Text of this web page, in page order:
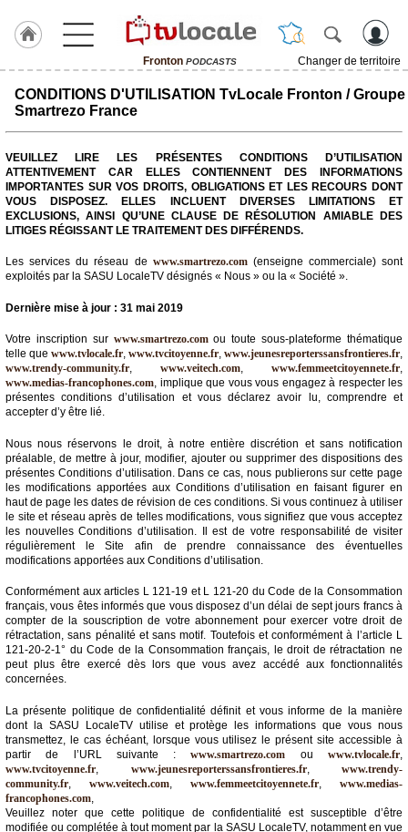
Fronton PODCASTS
Changer de territoire
J'adhère
Hulcoq
Fronton
TvLocale
France
Accueil
Agenda
Gazette
Vidéos
Médias
du
groupe
Blogs
Prémium
Inscription
annuaire
Accès
éditeur
CONDITIONS D'UTILISATION TvLocale Fronton / Groupe
Smartrezo France
VEUILLEZ LIRE LES PRÉSENTES CONDITIONS D’UTILISATION
ATTENTIVEMENT CAR ELLES CONTIENNENT DES INFORMATIONS
IMPORTANTES SUR VOS DROITS, OBLIGATIONS ET LES RECOURS DONT
VOUS DISPOSEZ. ELLES INCLUENT DIVERSES LIMITATIONS ET
EXCLUSIONS, AINSI QU’UNE CLAUSE DE RÉSOLUTION AMIABLE DES
LITIGES RÉGISSANT LE TRAITEMENT DES DIFFÉRENDS.
Les services du réseau de www.smartrezo.com(enseigne commerciale) sont
exploités par la SASU LocaleTV désignés « Nous » ou la « Société ».
Dernière mise à jour : 31 mai 2019
Votre inscription sur www.smartrezo.comou toute sous-plateforme thématique
telle que www.tvlocale.fr, www.tvcitoyenne.fr, www.jeunesreporterssansfrontieres.fr,
www.trendy-community.fr, www.veitech.com, www.femmeetcitoyennete.fr,
www.medias-francophones.com, implique que vous vous engagez à respecter les
présentes conditions d’utilisation et vous déclarez avoir lu, comprendre et
accepter d’y être lié.
Nous nous réservons le droit, à notre entière discrétion et sans notification
préalable, de mettre à jour, modifier, ajouter ou supprimer des dispositions des
présentes Conditions d’utilisation. Dans ce cas, nous publierons sur cette page
les modifications apportées aux Conditions d’utilisation en faisant figurer en
haut de page les dates de révision de ces conditions. Si vous continuez à utiliser
le site et réseau après de telles modifications, vous signifiez que vous acceptez
les nouvelles Conditions d’utilisation. Il est de votre responsabilité de visiter
régulièrement le Site afin de prendre connaissance des éventuelles
modifications apportées aux Conditions d’utilisation.
Conformément aux articles L 121-19 et L 121-20 du Code de la Consommation
français, vous êtes informés que vous disposez d’un délai de sept jours francs à
compter de la souscription de votre abonnement pour exercer votre droit de
rétractation, sans pénalité et sans motif. Toutefois et conformément à l’article L
121-20-2-1° du Code de la Consommation français, le droit de rétractation ne
peut plus être exercé dès lors que vous avez accédé aux fonctionnalités
concernées.
La présente politique de confidentialité définit et vous informe de la manière
dont la SASU LocaleTV utilise et protège les informations que vous nous
transmettez, le cas échéant, lorsque vous utilisez le présent site accessible à
partir de l’URL suivante :www.smartrezo.com ouwww.tvlocale.fr,
www.tvcitoyenne.fr, www.jeunesreporterssansfrontieres.fr, www.trendy-
community.fr, www.veitech.com, www.femmeetcitoyennete.fr, www.medias-
francophones.com,
Veuillez noter que cette politique de confidentialité est susceptible d’être
modifiée ou complétée à tout moment par la SASU LocaleTV, notamment en vue